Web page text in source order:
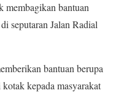
membagikan bantuan
seputaran Jalan Radial
bantuan berupa
kepada masyarakat